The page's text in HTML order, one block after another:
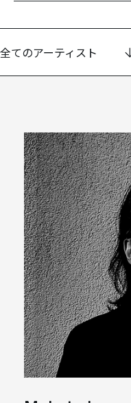
全てのアーティスト